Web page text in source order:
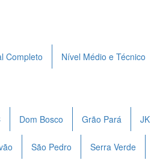
Completo Nível Médio e Técnico
Dom Bosco Grão Pará JK
São Pedro Serra Verde